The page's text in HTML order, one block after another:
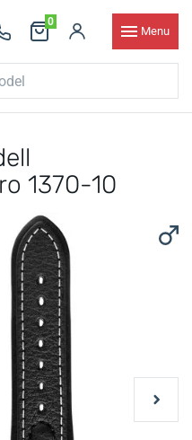
0
Menu
1370-10